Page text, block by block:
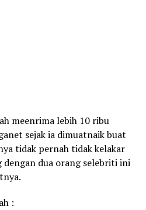
meenrima lebih 10 ribu
sejak ia dimuatnaik buat
tidak pernah tidak kelakar
dua orang selebriti ini
: